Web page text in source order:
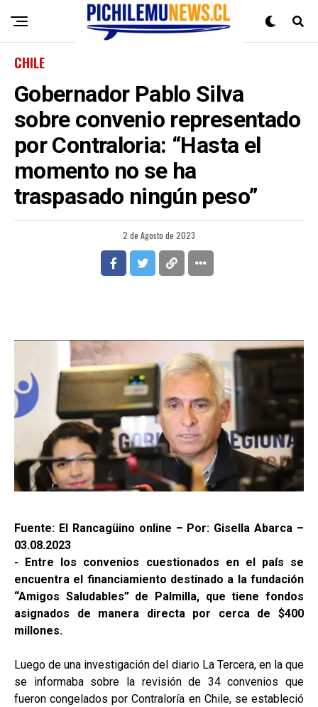
CHILE
Gobernador Pablo Silva
sobre convenio representado
por Contraloria: “Hasta el
momento no se ha
traspasado ningún peso”
2 de Agosto de 2023
Fuente: El Rancagüino online – Por: Gisella Abarca –
03.08.2023
- Entre los convenios cuestionados en el país se
encuentra el financiamiento destinado a la fundación
“Amigos Saludables” de Palmilla, que tiene fondos
asignados de manera directa por cerca de $400
millones.
Luego de una investigación del diario La Tercera, en la que
se informaba sobre la revisión de 34 convenios que
fueron congelados por Contraloría en Chile, se estableció